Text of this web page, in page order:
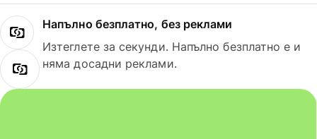
Напълно безплатно, без реклами
Изтеглете за секунди. Напълно безплатно е и
няма досадни реклами.